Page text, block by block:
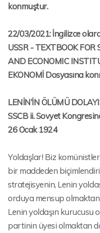
konmuştur.
22/03/2021: İngilizce
USSR - TEXTBOOK
AND ECONOMIC
EKONOMİ Dosyasına
LENİN’İN ÖLÜMÜ
SSCB ii. Sovyet
26 Ocak 1924
Yoldaşlar! Biz
bir maddeden
stratejisyenin, Lenin
orduya mensup
Lenin yoldaşın kurucusu
partinin üyesi olmaktan